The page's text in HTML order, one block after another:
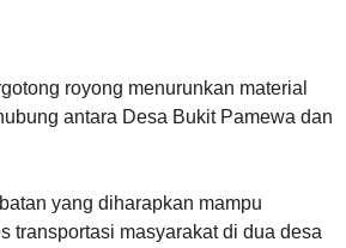
royong menurunkan material
antara Desa Bukit Pamewa dan
yang diharapkan mampu
transportasi masyarakat di dua desa